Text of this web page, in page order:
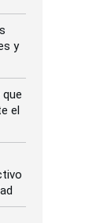
y
el